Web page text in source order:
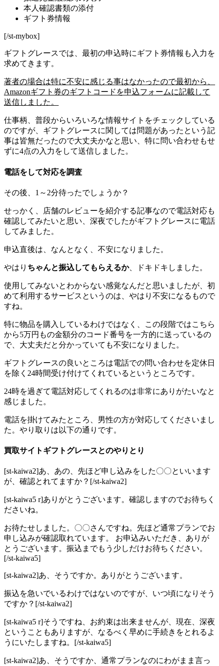
本人確認書類の添付
ギフト券情報
[/st-mybox]
ギフトグレースでは、最初の申込時にギフト券情報も入力を
求めてきます。
著者の場合は特に不安に感じる事はなかったので最初から、
Amazonギフト券のギフトコードを申込フォームに記載して
送信しました。
仕事柄、普段からいろいろな情報サイトをチェックしている
のですが、ギフトグレースに関しては問題があったという記
事は皆無だったので大丈夫かなと思い、特に問い合わせもせ
ずに4点の入力をして送信しました。
電話をして対応を調査
その後、1～2分待ったでしょうか？
せっかく、店舗のレビューを紹介する記事なので電話対応も
確認してみたいと思い、深夜でしたがギフトグレースに電話
してみました。
申込直後は、なんとなく、不安になりました。
やはり ちゃんと振込してもらえるか、ドキドキしました。
使用してみないとわからない感覚なんだと思いましたが、初
めて利用するサービスというのは、やはり不安になるもので
すね。
特に物品を購入しているわけではなく、この段階ではこちら
から5万円もの金額分のコード番号を一方的に送っているの
で、大丈夫だと分かっていても不安になりました。
ギフトグレースの良いところは電話での問い合わせを定休日
を除く24時間受け付けてくれているというところです。
24時を過ぎて電話対応してくれるのは非常にありがたいなと
感じました。
電話を掛けてみたところ、男性の方が対応してくださいまし
た。やり取りは以下の通りです。
買取サイトギフトグレースとのやりとり
[st-kaiwa2]あ、あの、先ほど申し込みをした〇〇といいます
が、確認とれてますか？[/st-kaiwa2]
[st-kaiwa5 r]ありがとうございます。確認しますのでお待ちく
ださいね。
お待たせしました。〇〇さんですね。先ほど通常プランでお
申し込みが確認取れています。 お申込みいただき、ありが
とうございます。振込までもう少しだけお待ちください。
[/st-kaiwa5]
[st-kaiwa2]あ、そうですか。ありがとうございます。
振込を急いでいるわけではないのですが、いつ頃になりそう
ですか？[/st-kaiwa2]
[st-kaiwa5 r]そうですね、お約束は出来ませんが、現在、深夜
ということもありますが、なるべく早めに手続きをとれるよ
うにいたしますね。[/st-kaiwa5]
[st-kaiwa2]あ、そうですか、通常プランなのにわがまま言っ